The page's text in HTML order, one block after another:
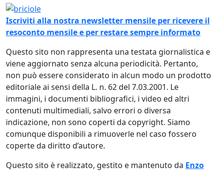
Immagine
Iscriviti alla nostra newsletter mensile per ricevere il
resoconto mensile e per restare sempre informato
Questo sito non rappresenta una testata giornalistica e
viene aggiornato senza alcuna periodicità. Pertanto,
non può essere considerato in alcun modo un prodotto
editoriale ai sensi della L. n. 62 del 7.03.2001. Le
immagini, i documenti bibliografici, i video ed altri
contenuti multimediali, salvo errori o diversa
indicazione, non sono coperti da copyright. Siamo
comunque disponibili a rimuoverle nel caso fossero
coperte da diritto d’autore.
Questo sito è realizzato, gestito e mantenuto da Enzo